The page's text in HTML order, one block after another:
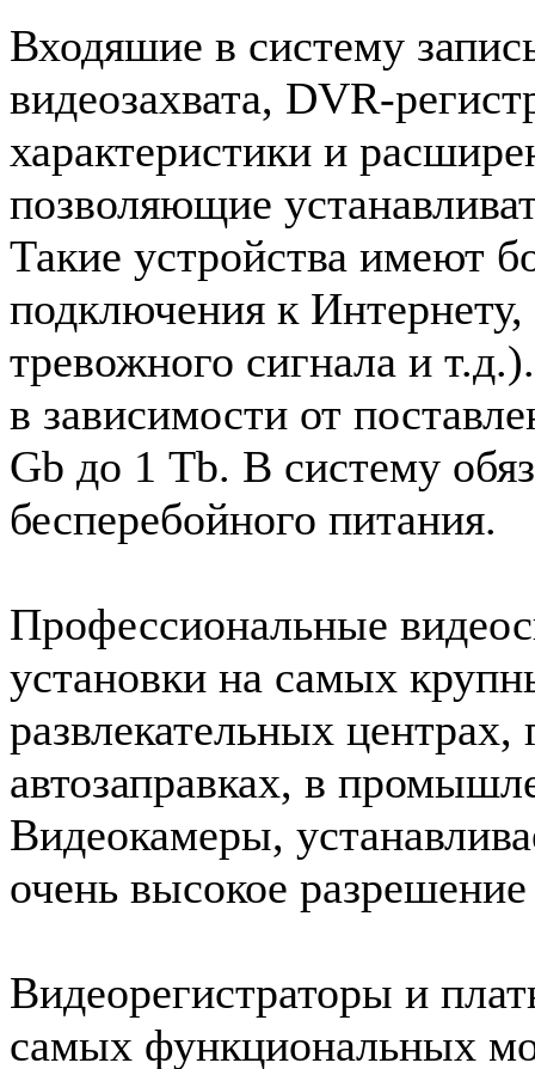
Входяшие в систему
видеозахвата, DVR-
характеристики и
позволяющие
Такие устройства имеют
подключения к
тревожного сигнала и
в зависимости от
Gb до 1 Tb. В систему
бесперебойного питания.
Профессиональные
установки на самых
развлекательных
автозаправках, в
Видеокамеры,
очень высокое
Видеорегистраторы и
самых функциональных